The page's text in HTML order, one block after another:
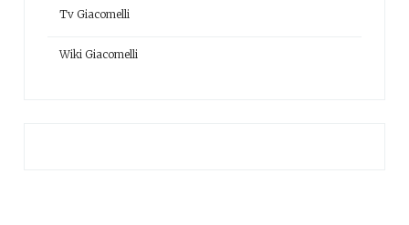
Tv Giacomelli
Wiki Giacomelli